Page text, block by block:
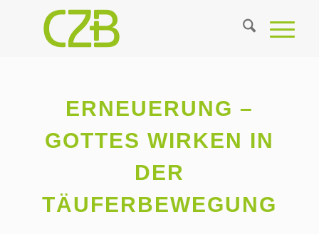
ERNEUERUNG –
GOTTES WIRKEN IN
DER
TÄUFERBEWEGUNG